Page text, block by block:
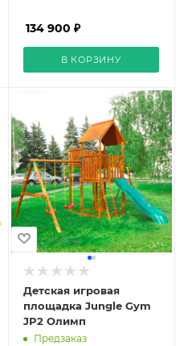
134 900 ₽
В КОРЗИНУ
Детская игровая
площадка Jungle Gym
JP2 Олимп
Предзаказ